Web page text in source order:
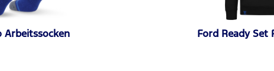
Arbeitssocken Ford Ready Set